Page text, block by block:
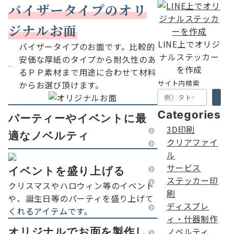
バイザータイプのオリ
ジナルお面
バイザータイプのお面です。比較的
安価な厚紙のタイプから耐久性のあ
るＰＰ素材まで用途に合わせて材料
からお選び頂けます。
パーティーやイベントに最
適なノベルティ
イベントを盛り上げる
クリスマスやハロウィン等のイベント
や、誕生日等のパーティを盛り上げて
くれるアイテムです。
LINE上でオリジ
ナルステッカー
を作成
サイト内検索
Categories
3D印刷
クリアファイ
ル
サービス
ステッカー印
刷
ディスプレ
ィ・什器制作
ノベルティ